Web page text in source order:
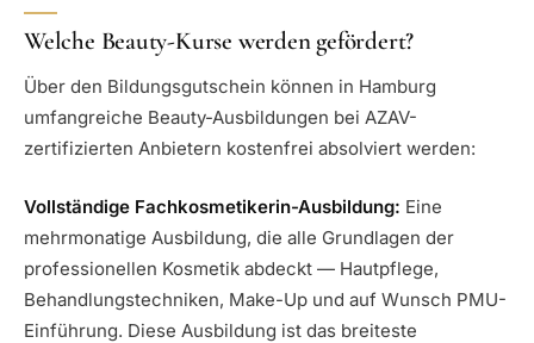
Welche Beauty-Kurse werden gefördert?
Über den Bildungsgutschein können in Hamburg
umfangreiche Beauty-Ausbildungen bei AZAV-
zertifizierten Anbietern kostenfrei absolviert werden:
Vollständige Fachkosmetikerin-Ausbildung: Eine
mehrmonatige Ausbildung, die alle Grundlagen der
professionellen Kosmetik abdeckt — Hautpflege,
Behandlungstechniken, Make-Up und auf Wunsch PMU-
Einführung. Diese Ausbildung ist das breiteste